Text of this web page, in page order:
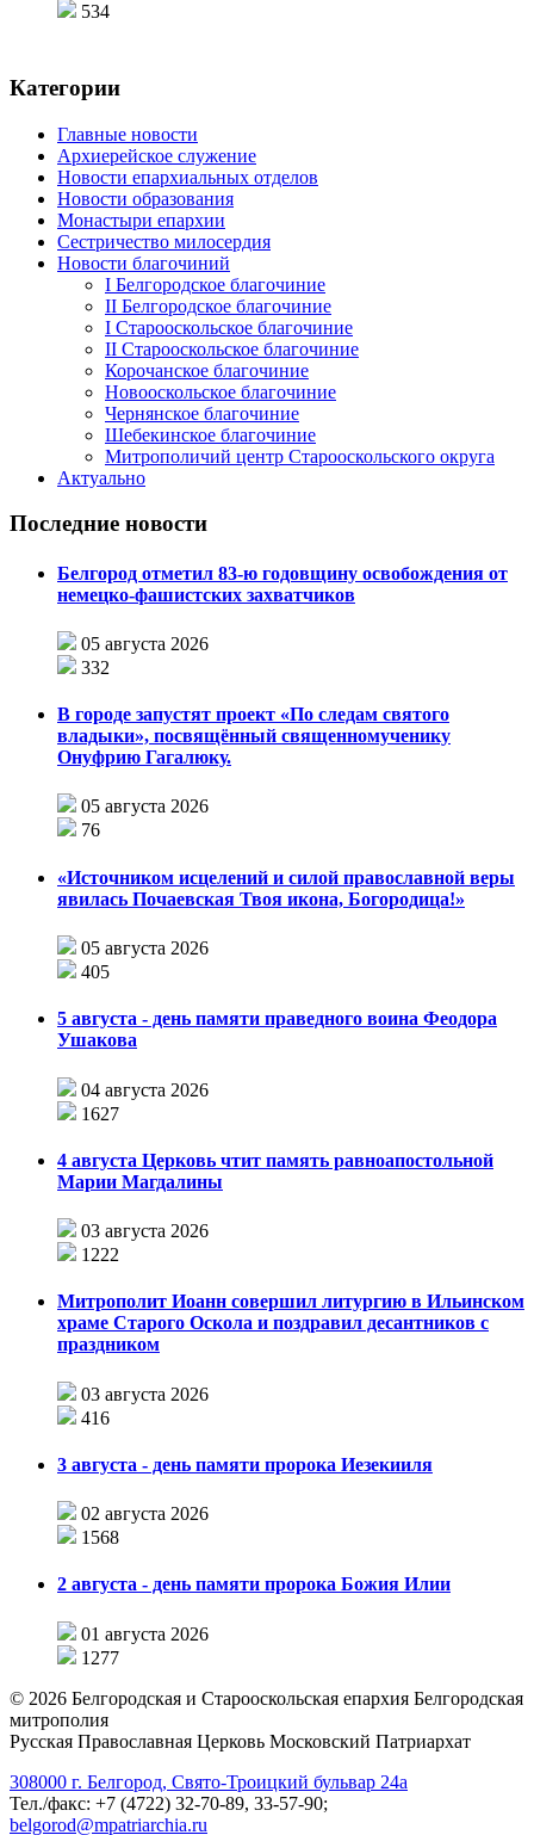
534
Категории
Главные новости
Архиерейское служение
Новости епархиальных отделов
Новости образования
Монастыри епархии
Сестричество милосердия
Новости благочиний
I Белгородское благочиние
II Белгородское благочиние
I Старооскольское благочиние
II Старооскольское благочиние
Корочанское благочиние
Новооскольское благочиние
Чернянское благочиние
Шебекинское благочиние
Митрополичий центр Старооскольского округа
Актуально
Последние новости
Белгород отметил 83-ю годовщину освобождения от
немецко-фашистских захватчиков
05 августа 2026
332
В городе запустят проект «По следам святого
владыки», посвящённый священномученику
Онуфрию Гагалюку.
05 августа 2026
76
«Источником исцелений и силой православной веры
явилась Почаевская Твоя икона, Богородица!»
05 августа 2026
405
5 августа - день памяти праведного воина Феодора
Ушакова
04 августа 2026
1627
4 августа Церковь чтит память равноапостольной
Марии Магдалины
03 августа 2026
1222
Митрополит Иоанн совершил литургию в Ильинском
храме Старого Оскола и поздравил десантников с
праздником
03 августа 2026
416
3 августа - день памяти пророка Иезекииля
02 августа 2026
1568
2 августа - день памяти пророка Божия Илии
01 августа 2026
1277
© 2026 Белгородская и Старооскольская епархия Белгородская
митрополия
Русская Православная Церковь Московский Патриархат
308000 г. Белгород, Свято-Троицкий бульвар 24а
Тел./факс: +7 (4722) 32-70-89, 33-57-90;
belgorod@mpatriarchia.ru